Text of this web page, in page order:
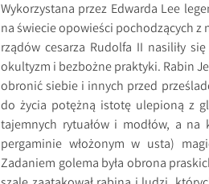
Wykorzystana przez Edwarda Lee
na świecie opowieści pochodzących z
rządów cesarza Rudolfa II nasiliły
okultyzm i bezbożne praktyki. Rabin
obronić siebie i innych przed
do życia potężną istotę ulepioną z
tajemnych rytuałów i modłów, a na
pergaminie włożonym w usta)
Zadaniem golema była obrona